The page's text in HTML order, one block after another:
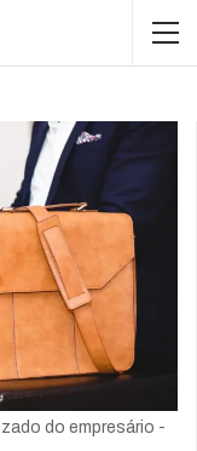
do empresário -